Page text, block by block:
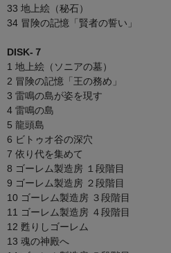
33 地上絵（秘石）
34 冒険の記憶「賢者の誓い」
DISK-７
1 地上絵（ソニアの墓）
2 冒険の記憶「王の務め」
3 雷鳴の島が姿を現す
4 雷鳴の島
5 龍頭島
6 ビトゥオ谷の深穴
7 依り代を集めて
8 ゴーレム製造房 １段階目
9 ゴーレム製造房 ２段階目
10 ゴーレム製造房 ３段階目
11 ゴーレム製造房 ４段階目
12 甦りしゴーレム
13 魂の神殿へ